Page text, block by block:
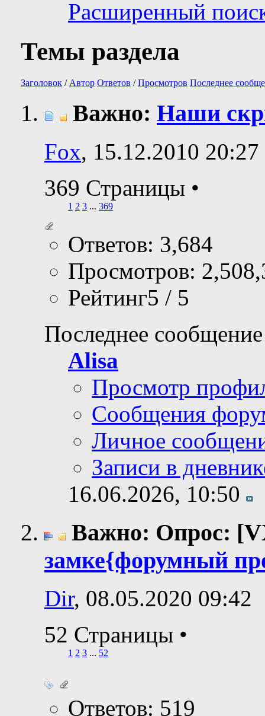
Расширенный
Темы раздела
Заголовок / Автор Ответов /Просмотров Последнее
Важно: Наши
Fox, 15.12.2010 20:27
369 Страницы •
1 2 3 ... 369
Ответов: 3,684
Просмотров:
Рейтинг5 / 5
Последнее
Alisa
Просмотр
Сообщения
Личное
Записи в
16.06.2026, 10:50
Важно: Опрос:
замке{форумный
Dir, 08.05.2020 09:42
52 Страницы •
1 2 3 ... 52
Ответов: 519